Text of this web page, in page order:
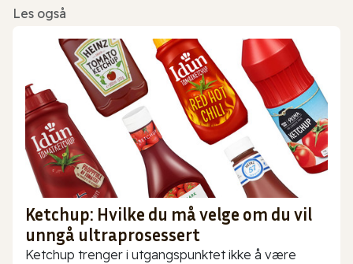
Les også
Ketchup: Hvilke du må velge om du vil
unngå ultraprosessert
Ketchup trenger i utgangspunktet ikke å være